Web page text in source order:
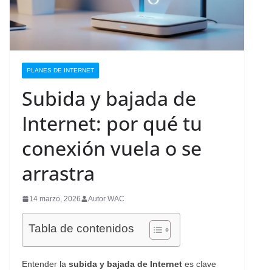
PLANES DE INTERNET
Subida y bajada de
Internet: por qué tu
conexión vuela o se
arrastra
14 marzo, 2026 Autor WAC
Tabla de contenidos
Entender la subida y bajada de Internet es clave